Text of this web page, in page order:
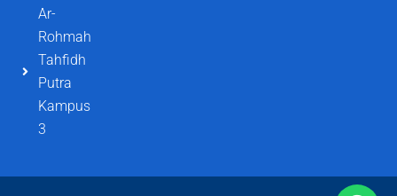
Ar-
Rohmah
Tahfidh
Putra
Kampus
3